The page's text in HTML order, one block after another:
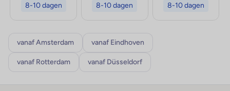
8-10 dagen 8-10 dagen 8-10 dagen
vanaf Amsterdam vanaf Eindhoven
vanaf Rotterdam vanaf Düsseldorf